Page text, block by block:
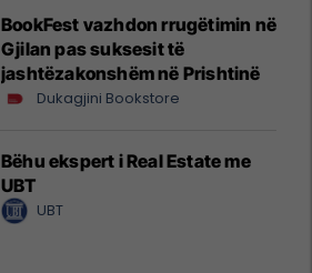
BookFest vazhdon rrugëtimin në
Gjilan pas suksesit të
jashtëzakonshëm në Prishtinë
Dukagjini Bookstore
Bëhu ekspert i Real Estate me
UBT
UBT